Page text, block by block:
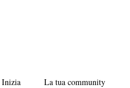
Inizia La tua community